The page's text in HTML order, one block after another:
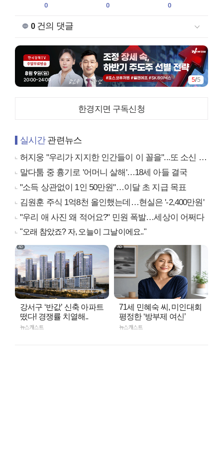
0
0
0
0건의 댓글
5/5
한경지면 구독신청
실시간관련뉴스
허지웅 "우리가 지지한 인간들이 이 꼴을"...또 소신 발언
말다툼 중 흉기로 '어머니 살해'…18세 아들 결국
"소득 상관없이 1인 50만원"…이달 초 지급 목표
김원훈 주식 1억8천 올인했는데…현실은 '-2,400만원'
"우리 애 사진 왜 적어요?" 민원 폭발…세상이 어쩌다
"오래 참았죠? 자, 오늘이 그날이에요.."
강서구 ‘반값’ 신축 아파트
떴다! 경쟁률 치열해..
뉴스캐스트
71세 민혜숙 씨, 미인대회
평정한 ‘방부제 여신’
뉴스캐스트